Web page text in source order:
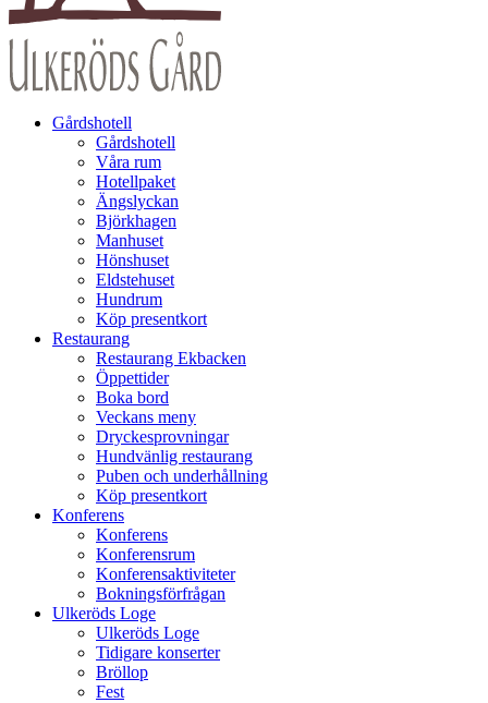
Gårdshotell
Gårdshotell
Våra rum
Hotellpaket
Ängslyckan
Björkhagen
Manhuset
Hönshuset
Eldstehuset
Hundrum
Köp presentkort
Restaurang
Restaurang Ekbacken
Öppettider
Boka bord
Veckans meny
Dryckesprovningar
Hundvänlig restaurang
Puben och underhållning
Köp presentkort
Konferens
Konferens
Konferensrum
Konferensaktiviteter
Bokningsförfrågan
Ulkeröds Loge
Ulkeröds Loge
Tidigare konserter
Bröllop
Fest